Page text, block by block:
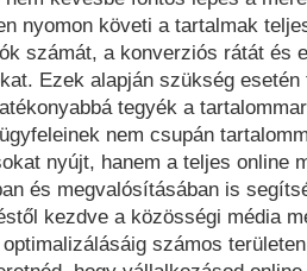
nyomon követi a tartalmak
számát, a konverziós rátát és
Ezek alapján szükség
tegyék a
nem csupán
nyújt, hanem a teljes online
és megvalósításában is
kezdve a közösségi média
számos